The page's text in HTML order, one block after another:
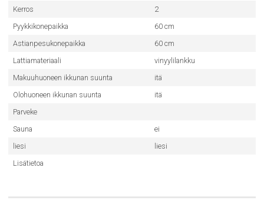
Kerros
2
Pyykkikonepaikka
60 cm
Astianpesukonepaikka
60 cm
Lattiamateriaali
vinyylilankku
Makuuhuoneen ikkunan suunta
itä
Olohuoneen ikkunan suunta
itä
Parveke
Sauna
ei
liesi
liesi
Lisätietoa